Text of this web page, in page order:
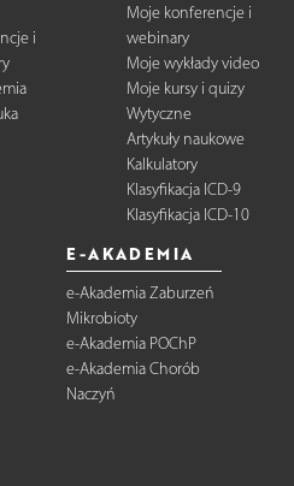
i
Moje konferencje i
webinary
Moje wykłady video
Moje kursy i quizy
Wytyczne
Artykuły naukowe
Kalkulatory
Klasyfikacja ICD-9
Klasyfikacja ICD-10
E-AKADEMIA
e-Akademia Zaburzeń
Mikrobioty
e-Akademia POChP
e-Akademia Chorób
Naczyń